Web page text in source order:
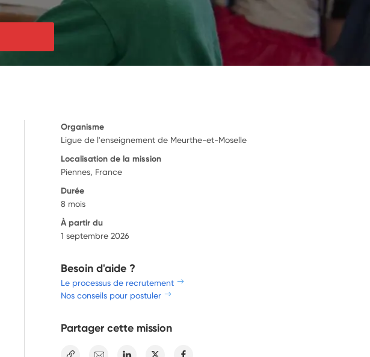
Organisme
Ligue de l'enseignement de Meurthe-et-Moselle
Localisation de la mission
Piennes, France
Durée
8 mois
À partir du
1 septembre 2026
Besoin d'aide ?
Le processus de recrutement
Nos conseils pour postuler
Partager cette mission
E-mail Linkedin Twitter